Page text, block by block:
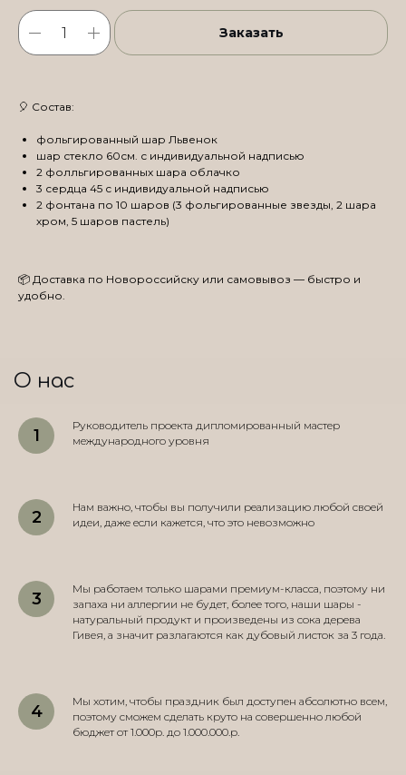
Заказать
🎈 Состав:
фольгированный шар Львенок
шар стекло 60см. с индивидуальной надписью
2 фолльгированных шара облачко
3 сердца 45 с индивидуальной надписью
2 фонтана по 10 шаров (3 фольгированные звезды, 2 шара
хром, 5 шаров пастель)
📦 Доставка по Новороссийску или самовывоз — быстро и
удобно.
О нас
Руководитель проекта дипломированный мастер
международного уровня
Нам важно, чтобы вы получили реализацию любой своей
идеи, даже если кажется, что это невозможно
Мы работаем только шарами премиум-класса, поэтому ни
запаха ни аллергии не будет, более того, наши шары -
натуральный продукт и произведены из сока дерева
Гивея, а значит разлагаются как дубовый листок за 3 года.
Мы хотим, чтобы праздник был доступен абсолютно всем,
поэтому сможем сделать круто на совершенно любой
бюджет от 1.000р. до 1.000.000.р.